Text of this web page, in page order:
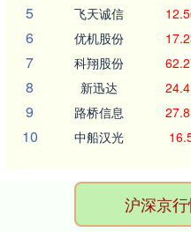
5 飞天诚信
6 优机股份
7 科翔股份
8 新迅达
9 路桥信息
10 中船汉光
沪深京